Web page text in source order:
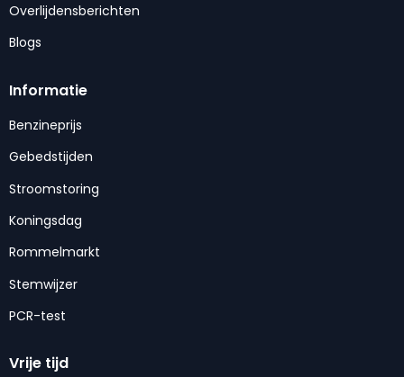
Overlijdensberichten
Blogs
Informatie
Benzineprijs
Gebedstijden
Stroomstoring
Koningsdag
Rommelmarkt
Stemwijzer
PCR-test
Vrije tijd